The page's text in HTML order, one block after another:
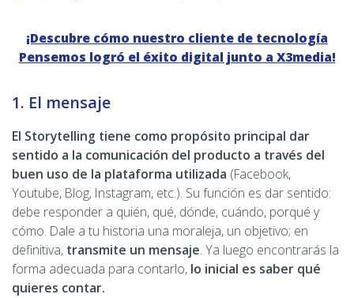
¡Descubre cómo nuestro cliente de tecnología
Pensemos logró el éxito digital junto a X3media!
1. El mensaje
El Storytelling tiene como propósito principal dar
sentido a la comunicación del producto a través del
buen uso de la plataforma utilizada (Facebook,
Youtube, Blog, Instagram, etc.). Su función es dar sentido:
debe responder a quién, qué, dónde, cuándo, porqué y
cómo. Dale a tu historia una moraleja, un objetivo; en
definitiva, transmite un mensaje. Ya luego encontrarás la
forma adecuada para contarlo, lo inicial es saber qué
quieres contar.